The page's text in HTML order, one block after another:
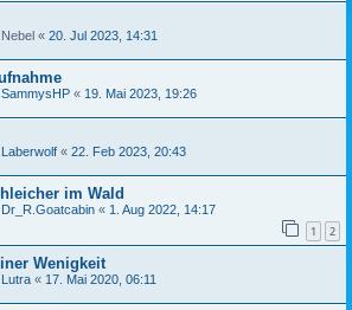
Nebel « 20. Jul 2023, 14:31
SammysHP « 19. Mai 2023, 19:26
Laberwolf « 22. Feb 2023, 20:43
im Wald
Dr_R.Goatcabin « 1. Aug 2022, 14:17
1 2
Wenigkeit
Lutra « 17. Mai 2020, 06:11